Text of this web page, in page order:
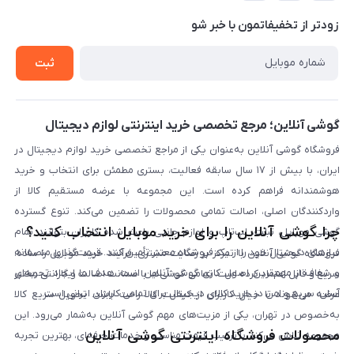
حریم خصوصی
بلاگ
شرایط ضمانت هفت روزه
روش ارسال کالا در گوشی آنلاین
روش بازگردانی کالا
زودتر از تخفیفاتمون با خبر شو
ثبت
گوشی آنلاین؛ مرجع تخصصی خرید اینترنتی لوازم دیجیتال
فروشگاه گوشی آنلاین به‌عنوان یکی از مراجع تخصصی خرید لوازم دیجیتال در
ایران، با بیش از ۱۷ سال سابقه فعالیت، بستری مطمئن برای انتخاب و خرید
هوشمندانه فراهم کرده است. این مجموعه با عرضه مستقیم کالا از
واردکنندگان اصلی، اصالت تمامی محصولات را تضمین می‌کند. تنوع گسترده
گوشی موبایل، تبلت، لپ‌تاپ و لوازم جانبی باعث شده کاربران بتوانند تمام
نیازهای دیجیتال خود را از یک فروشگاه معتبر تأمین کنند. قیمت‌گذاری منصفانه
و شفاف از مهم‌ترین اصول کاری گوشی آنلاین است. هدف ما ایجاد تجربه‌ای
آسان، سریع و امن در خرید کالای دیجیتال برای تمامی کاربران ایرانی است.
چرا گوشی آنلاین را برای خرید موبایل انتخاب کنید؟
فروشگاه گوشی آنلاین با تمرکز بر رضایت مشتری، فرآیند خرید موبایل را ساده،
سریع و قابل اعتماد کرده است. تمامی گوشی‌ها با ضمانت اصالت و گارانتی معتبر
عرضه می‌شوند تا خیال کاربران از کیفیت کالا راحت باشد. تحویل سریع کالا
به‌خصوص در تهران، یکی از مزیت‌های مهم گوشی آنلاین به‌شمار می‌رود. این
مجموعه تلاش می‌کند با ترکیب قیمت مناسب و خدمات حرفه‌ای، بهترین تجربه
محصولات فروشگاه اینترنتی گوشی آنلاین